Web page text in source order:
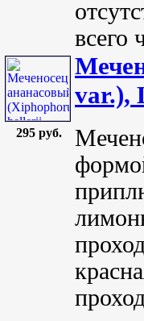
всего
295 руб.
var.),